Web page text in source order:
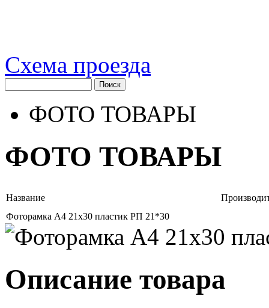
Схема проезда
ФОТО ТОВАРЫ
ФОТО ТОВАРЫ
Название
Фоторамка А4 21х30 пластик РП 21*30
Описание товара